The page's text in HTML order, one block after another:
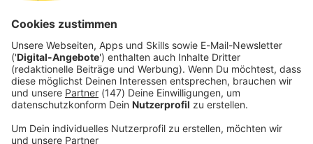
und spenden kann, sollte jetzt einen Termin wahrnehmen
– das ist konkrete Hilfe, die Leben rettet.» Der Bedarf in
und die Versorgung chronisch kranker Menschen sei hoch.